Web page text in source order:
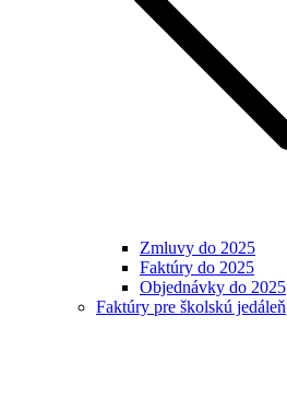
Zmluvy do 2025
Faktúry do 2025
Objednávky do 2025
Faktúry pre školskú jedáleň